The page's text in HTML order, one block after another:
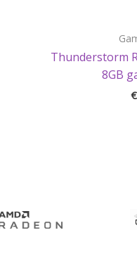
Thunderstorm
8GB
€